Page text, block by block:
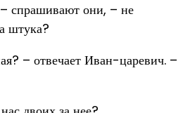
спрашивают они, – не
штука?
– отвечает Иван-царевич. –